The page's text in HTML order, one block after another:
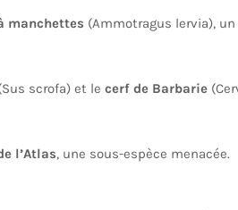
manchettes (Ammotragus lervia),
scrofa) et le cerf de Barbarie
l’Atlas, une sous-espèce menacée.